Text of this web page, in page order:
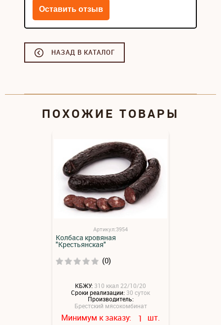
НАЗАД В КАТАЛОГ
ПОХОЖИЕ ТОВАРЫ
Артикул:3954
Колбаса кровяная
"Крестьянская"
(0)
КБЖУ: 310 ккал 22/10/20
Сроки реализации: 30 суток
Производитель:
Брестский мясокомбинат
Минимум к заказу: 1 шт.